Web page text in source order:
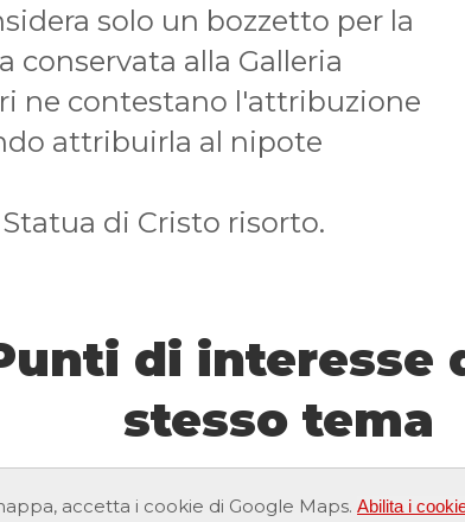
solo un bozzetto per la
conservata alla Galleria
ne contestano l'attribuzione
attribuirla al nipote
di Cristo risorto.
di interesse
stesso tema
accetta i cookie di Google Maps. Abilita i